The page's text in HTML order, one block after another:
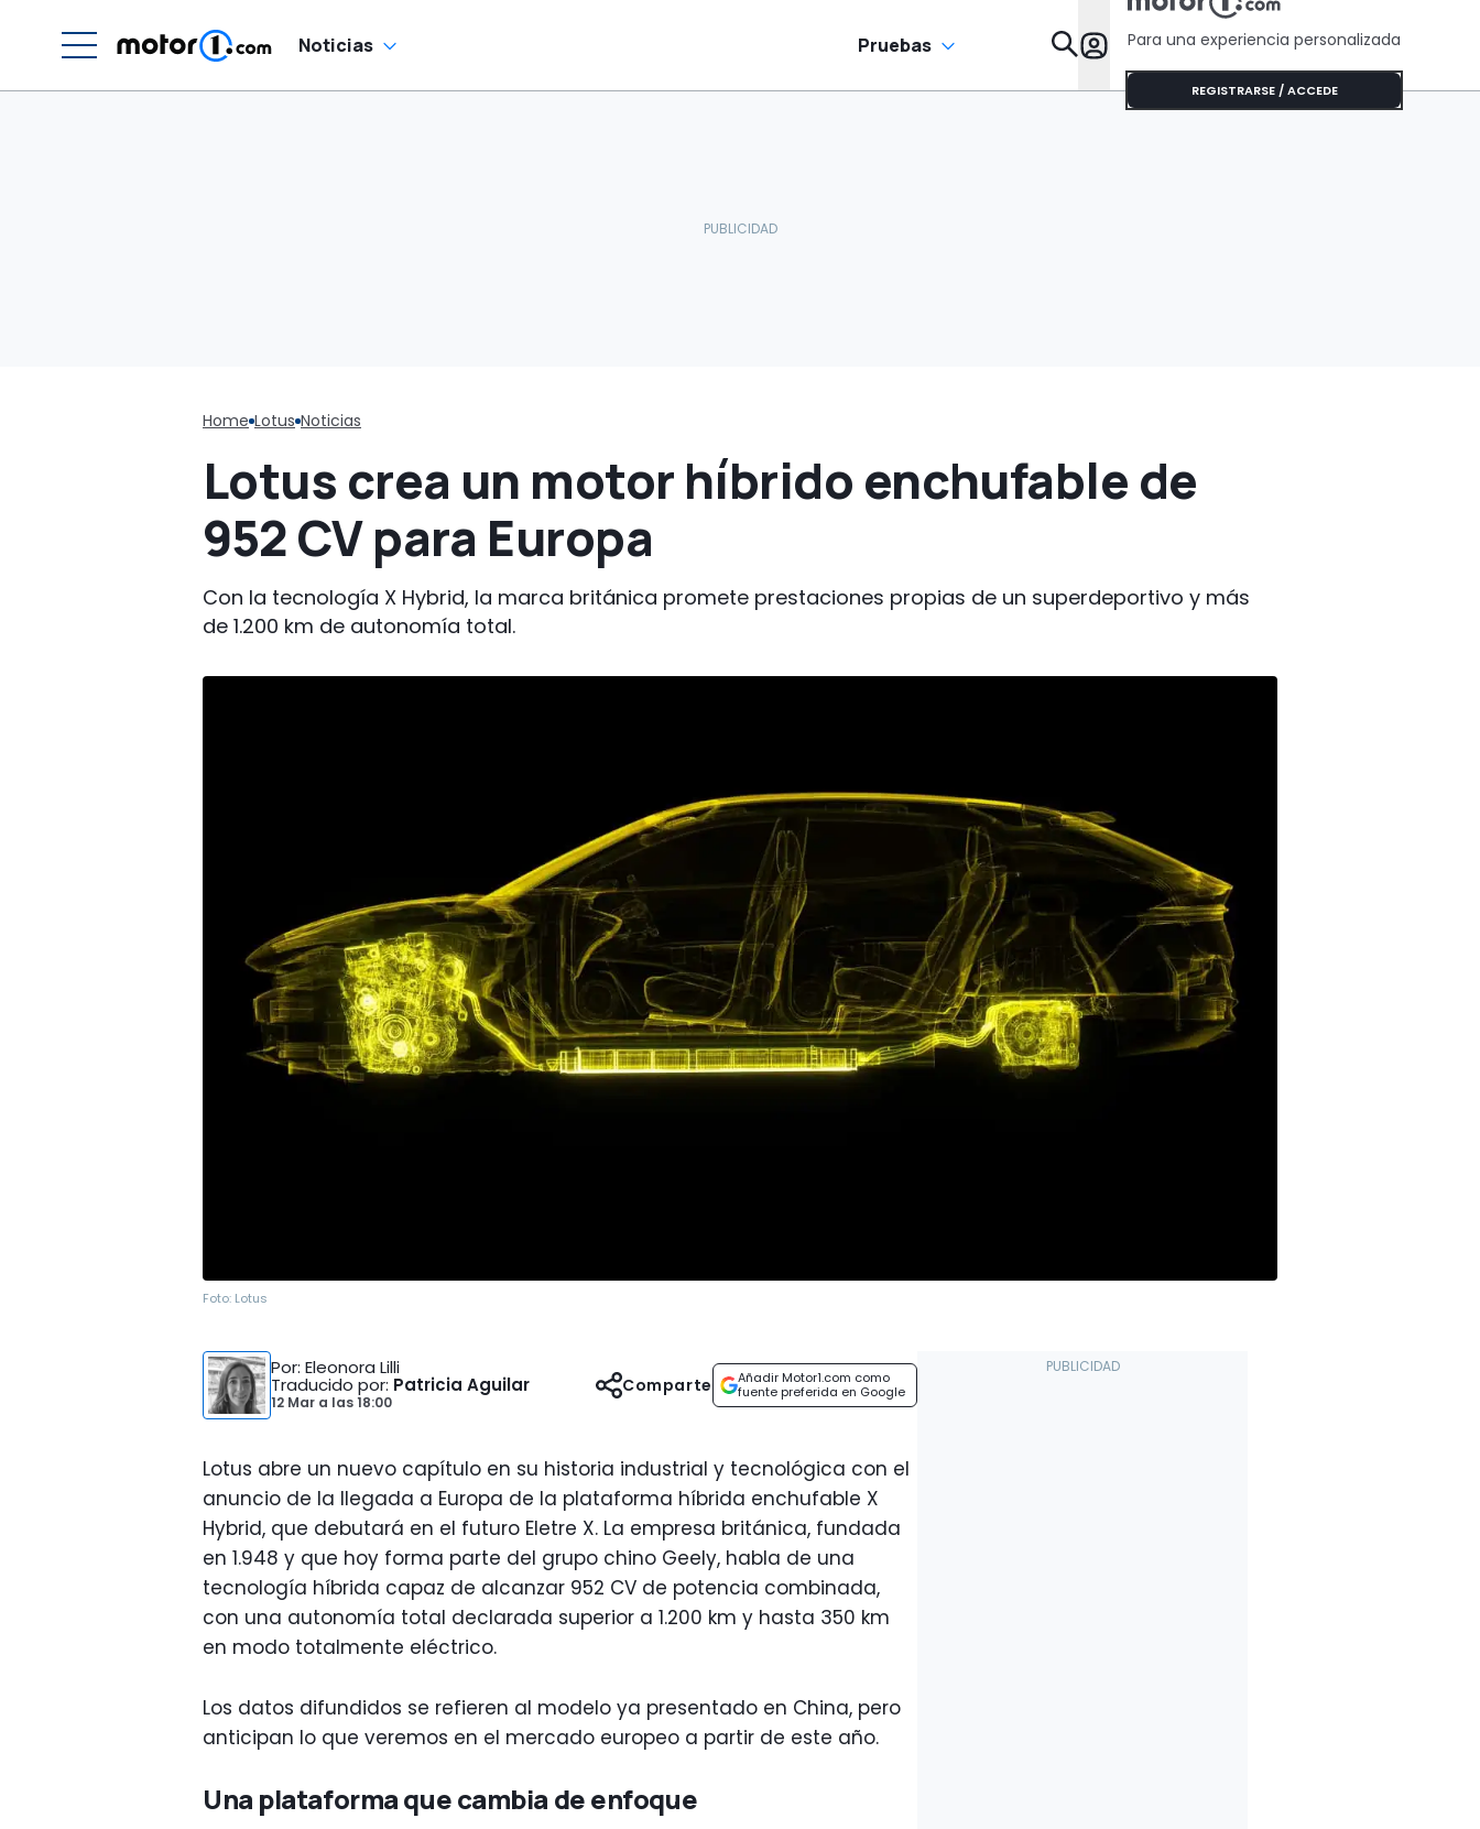
Noticias Pruebas Para una experiencia personalizada
REGISTRARSE / ACCEDE
Home Lotus Noticias
Lotus crea un motor híbrido enchufable de
952 CV para Europa
Con la tecnología X Hybrid, la marca británica promete prestaciones propias de un superdeportivo y más
de 1.200 km de autonomía total.
Foto: Lotus
Por: Eleonora Lilli
Traducido por: Patricia Aguilar
12 Mar a las18:00
Añadir Motor1.com como
fuente preferida en Google
Comparte
Lotus abre un nuevo capítulo en su historia industrial y tecnológica con el
anuncio de la llegada a Europa de la plataforma híbrida enchufable X
Hybrid, que debutará en el futuro Eletre X. La empresa británica, fundada
en 1.948 y que hoy forma parte del grupo chino Geely, habla de una
tecnología híbrida capaz de alcanzar 952 CV de potencia combinada,
con una autonomía total declarada superior a 1.200 km y hasta 350 km
en modo totalmente eléctrico.
Los datos difundidos se refieren al modelo ya presentado en China, pero
anticipan lo que veremos en el mercado europeo a partir de este año.
Una plataforma que cambia de enfoque